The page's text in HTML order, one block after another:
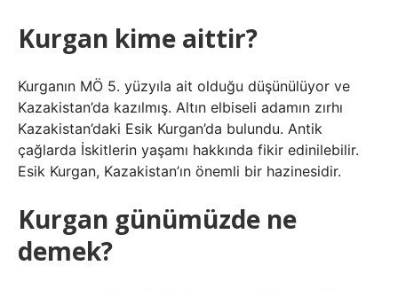
Kurgan kime aittir?
Kurganın MÖ 5. yüzyıla ait olduğu düşünülüyor ve
Kazakistan’da kazılmış. Altın elbiseli adamın zırhı
Kazakistan’daki Esik Kurgan’da bulundu. Antik
çağlarda İskitlerin yaşamı hakkında fikir edinilebilir.
Esik Kurgan, Kazakistan’ın önemli bir hazinesidir.
Kurgan günümüzde ne
demek?